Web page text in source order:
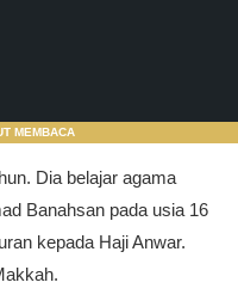
MEMBACA
Dia belajar agama
Banahsan pada usia 16
kepada Haji Anwar.